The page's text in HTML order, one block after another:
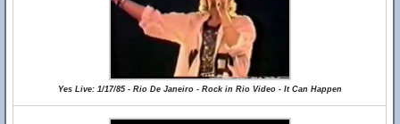
Yes Live: 1/17/85 - Rio De Janeiro - Rock in Rio Video - It Can Happen